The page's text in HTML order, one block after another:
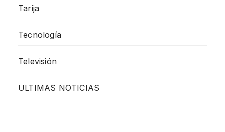
Tarija
Tecnología
Televisión
ULTIMAS NOTICIAS